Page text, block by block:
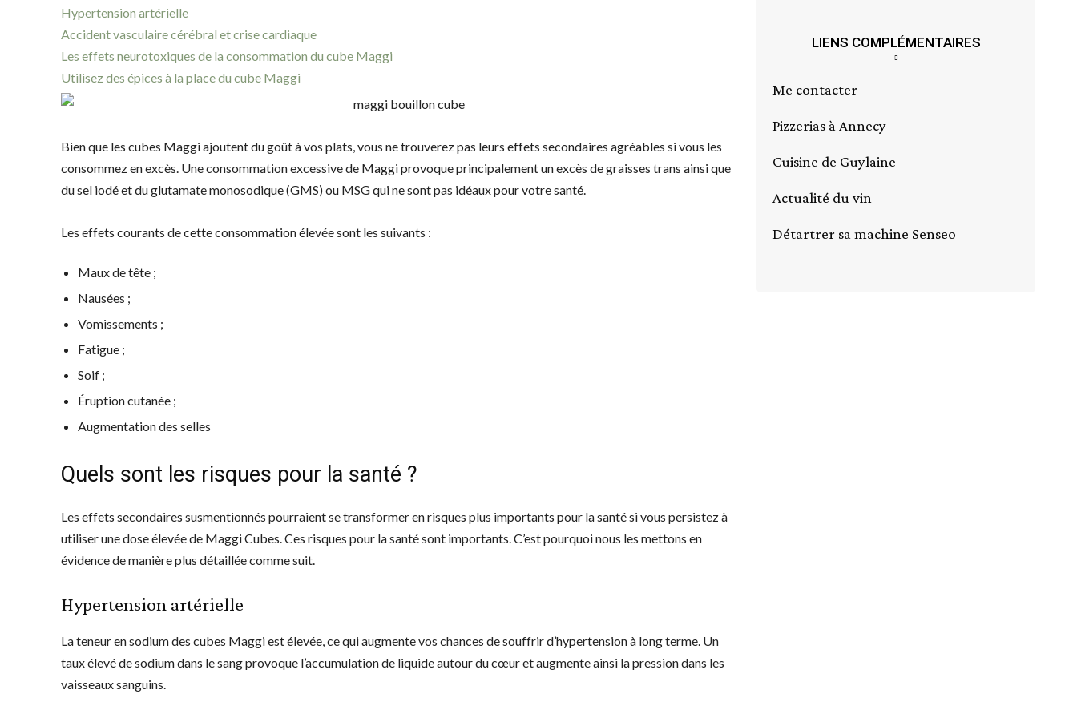
Hypertension artérielle
Accident vasculaire cérébral et crise cardiaque
Les effets neurotoxiques de la consommation du cube Maggi
Utilisez des épices à la place du cube Maggi
Bien que les cubes Maggi ajoutent du goût à vos plats, vous ne trouverez pas leurs effets secondaires agréables si vous les
consommez en excès. Une consommation excessive de Maggi provoque principalement un excès de graisses trans ainsi que
du sel iodé et du glutamate monosodique (GMS) ou MSG qui ne sont pas idéaux pour votre santé.
Les effets courants de cette consommation élevée sont les suivants :
Maux de tête ;
Nausées ;
Vomissements ;
Fatigue ;
Soif ;
Éruption cutanée ;
Augmentation des selles
Quels sont les risques pour la santé ?
Les effets secondaires susmentionnés pourraient se transformer en risques plus importants pour la santé si vous persistez à
utiliser une dose élevée de Maggi Cubes. Ces risques pour la santé sont importants. C’est pourquoi nous les mettons en
évidence de manière plus détaillée comme suit.
Hypertension artérielle
La teneur en sodium des cubes Maggi est élevée, ce qui augmente vos chances de souffrir d’hypertension à long terme. Un
taux élevé de sodium dans le sang provoque l’accumulation de liquide autour du cœur et augmente ainsi la pression dans les
vaisseaux sanguins.
LIENS COMPLÉMENTAIRES
Me contacter
Pizzerias à Annecy
Cuisine de Guylaine
Actualité du vin
Détartrer sa machine Senseo